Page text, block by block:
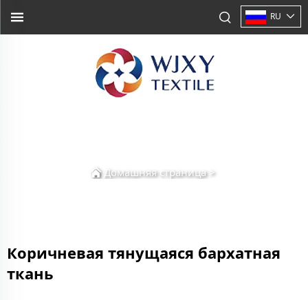
RU
Домашняя страница>
Коричневая тянущаяся бархатная
ткань